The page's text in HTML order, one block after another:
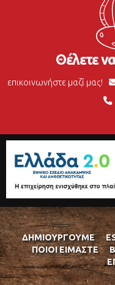
Θέλετε
επικοινωνήστε μαζί μας!
ΔΗΜΙΟΥΡΓΟΎΜΕ
ΠΟΙΟΊ ΕΊΜΑΣΤΕ